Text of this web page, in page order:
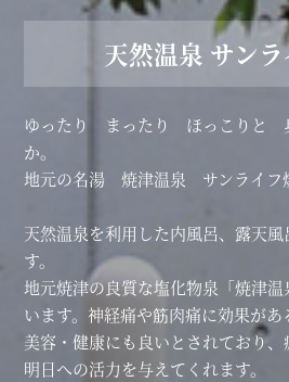
天然温泉 サン
ゆったり まったり ほっこりと
か。
地元の名湯 焼津温泉 サンライフ
天然温泉を利用した内風呂、露天
す。
地元焼津の良質な塩化物泉「焼津
います。神経痛や筋肉痛に効果があ
美容・健康にも良いとされており
明日への活力を与えてくれます。